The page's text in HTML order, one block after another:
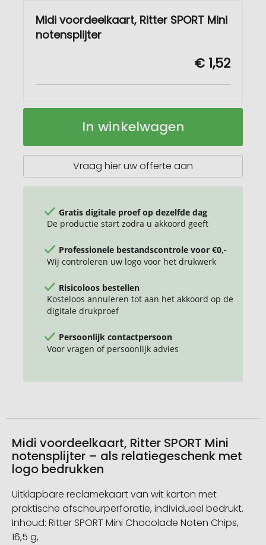
Midi voordeelkaart, Ritter SPORT Mini
notensplijter
€ 1,52
Reclamekaart
Ritter
Op
In winkelwagen
Vraag hier uw offerte aan
Gratis digitale proef op dezelfde dag
De productie start zodra u akkoord geeft
Professionele bestandscontrole voor €0,-
Wij controleren uw logo voor het drukwerk
Risicoloos bestellen
Kosteloos annuleren tot aan het akkoord op de
digitale drukproef
Persoonlijk contactpersoon
Voor vragen of persoonlijk advies
Midi voordeelkaart, Ritter SPORT Mini
notensplijter – als relatiegeschenk met
logo bedrukken
Uitklapbare reclamekaart van wit karton met
praktische afscheurperforatie, individueel bedrukt.
Inhoud: Ritter SPORT Mini Chocolade Noten Chips,
16,5 g,